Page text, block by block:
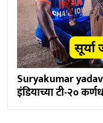
Suryakumar
इंडियाच्या टी-२०